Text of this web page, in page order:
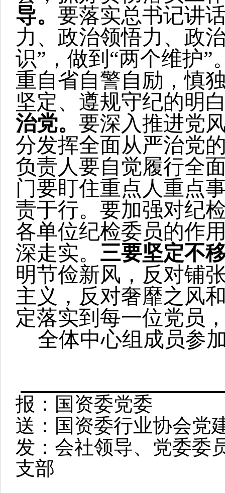
导。 要落实总书记讲
力、政治领悟力、政
识”，做到“两个维护
重自省自警自励，慎
坚定、遵规守纪的明
治党。 要深入推进党
分发挥全面从严治党
负责人要自觉履行全
门要盯住重点人重点
责于行。要加强对纪
各单位纪检委员的作
深走实。 三要坚定不
明节俭新风，反对铺
主义，反对奢靡之风
定落实到每一位党员
全体中心组成员参
报：国资委党委
送：国资委行业协会党
发：会社领导、党委委
支部